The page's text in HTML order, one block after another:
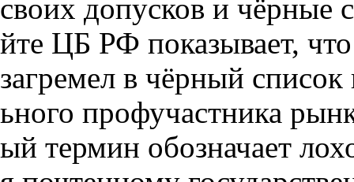
своих допусков и чёрные
йте ЦБ РФ показывает,
загремел в чёрный
ьного профучастника
ый термин обозначает